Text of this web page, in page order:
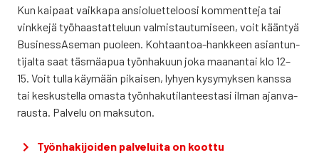
Kun kai­paat vaik­ka­pa ansio­luet­te­loo­si kom­ment­te­ja tai
vink­ke­jä työ­haas­tat­te­luun val­mis­tau­tu­mi­seen, voit kään­tyä
Business­Aseman puo­leen. Koh­taan­toa-hank­keen asian­tun­
ti­jal­ta saat täs­mä­apua työn­ha­kuun joka maa­nan­tai klo 12–
15. Voit tul­la käy­mään pikai­sen, lyhyen kysy­myk­sen kans­sa
tai kes­kus­tel­la omas­ta työn­ha­ku­ti­lan­tees­ta­si ilman ajan­va­
raus­ta. Pal­ve­lu on mak­su­ton.
Työn­ha­ki­joi­den pal­ve­lui­ta on koot­tu